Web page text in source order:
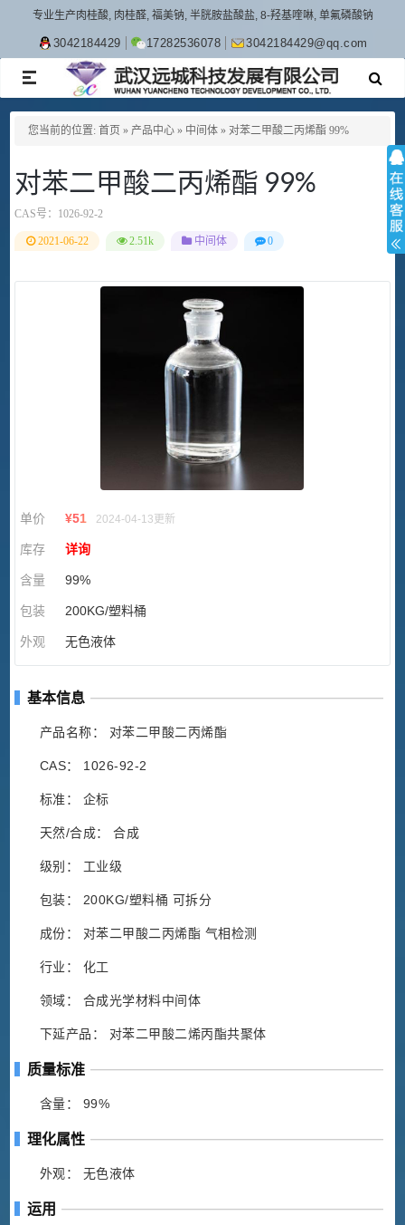
专业生产肉桂酸, 肉桂醛, 福美钠, 半胱胺盐酸盐, 8-羟基喹啉, 单氟磷酸钠
3042184429 17282536078 3042184429@qq.com
TOGGLE
NAVIGATION
您当前的位置: 首页 » 产品中心 » 中间体 » 对苯二甲酸二丙烯酯 99%
对苯二甲酸二丙烯酯 99%
CAS号： 1026-92-2
2021-06-22 2.51k 中间体 0
单价 ¥51 2024-04-13更新
库存 详询
含量 99%
包装 200KG/塑料桶
外观 无色液体
基本信息
产品名称： 对苯二甲酸二丙烯酯
CAS： 1026-92-2
标准： 企标
天然/合成： 合成
级别： 工业级
包装： 200KG/塑料桶 可拆分
成份： 对苯二甲酸二丙烯酯 气相检测
行业： 化工
领域： 合成光学材料中间体
下延产品： 对苯二甲酸二烯丙酯共聚体
质量标准
含量： 99%
理化属性
外观： 无色液体
运用